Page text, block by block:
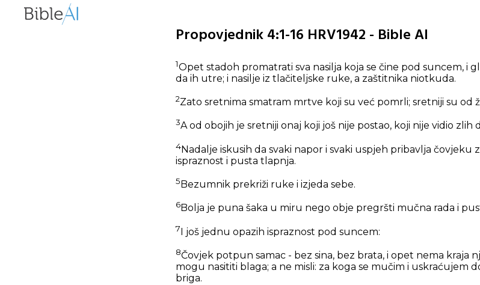
Propovjednik 4:1-16 HRV1942 - Bible AI
1Opet stadoh promatrati sva nasilja koja se čine pod suncem, i
da ih utre; i nasilje iz tlačiteljske ruke, a zaštitnika niotkuda.
2Zato sretnima smatram mrtve koji su već pomrli; sretniji su od
3A od obojih je sretniji onaj koji još nije postao, koji nije vidio zlih
4Nadalje iskusih da svaki napor i svaki uspjeh pribavlja čovjeku
ispraznost i pusta tlapnja.
5 Bezumnik prekriži ruke i izjeda sebe.
6Bolja je puna šaka u miru nego obje pregršti mučna rada i
7I još jednu opazih ispraznost pod suncem:
8Čovjek potpun samac - bez sina, bez brata, i opet nema kraja
mogu nasititi blaga; a ne misli: za koga se mučim i uskraćujem
briga.